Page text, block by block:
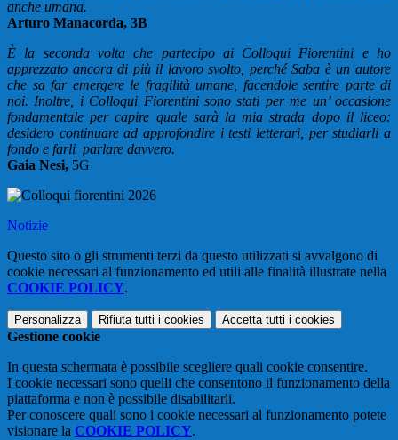
anche umana.
Arturo Manacorda, 3B
È la seconda volta che partecipo ai Colloqui Fiorentini e ho
apprezzato ancora di più il lavoro svolto, perché Saba è un autore
che sa far emergere le fragilità umane, facendole sentire parte di
noi. Inoltre, i Colloqui Fiorentini sono stati per me un’ occasione
fondamentale per capire quale sarà la mia strada dopo il liceo:
desidero continuare ad approfondire i testi letterari, per studiarli a
fondo e farli parlare davvero.
Gaia Nesi, 5G
Notizie
Questo sito o gli strumenti terzi da questo utilizzati si avvalgono di
cookie necessari al funzionamento ed utili alle finalità illustrate nella
COOKIE POLICY.
Personalizza Rifiuta tutti i cookies Accetta tutti i cookies
Gestione cookie
In questa schermata è possibile scegliere quali cookie consentire.
I cookie necessari sono quelli che consentono il funzionamento della
piattaforma e non è possibile disabilitarli.
Per conoscere quali sono i cookie necessari al funzionamento potete
visionare la COOKIE POLICY.